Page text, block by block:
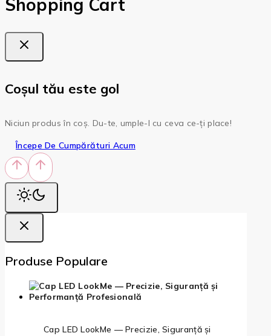
Shopping Cart
Coșul tău este gol
Niciun produs în coș. Du-te, umple-l cu ceva ce-ți place!
Începe De Cumpărături Acum
Produse Populare
Cap LED LookMe — Precizie, Siguranță și